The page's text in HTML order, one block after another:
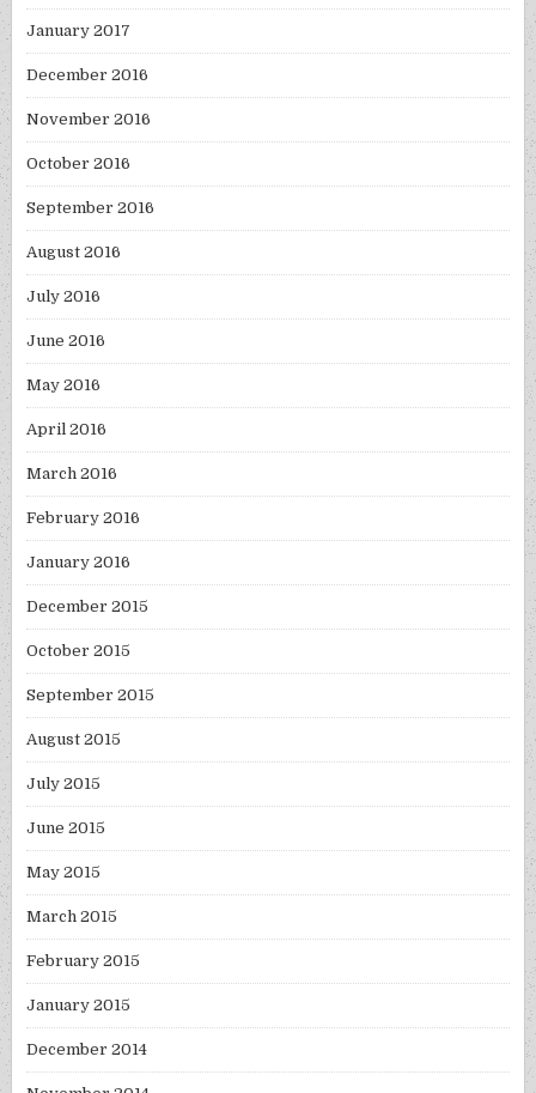
January 2017
December 2016
November 2016
October 2016
September 2016
August 2016
July 2016
June 2016
May 2016
April 2016
March 2016
February 2016
January 2016
December 2015
October 2015
September 2015
August 2015
July 2015
June 2015
May 2015
March 2015
February 2015
January 2015
December 2014